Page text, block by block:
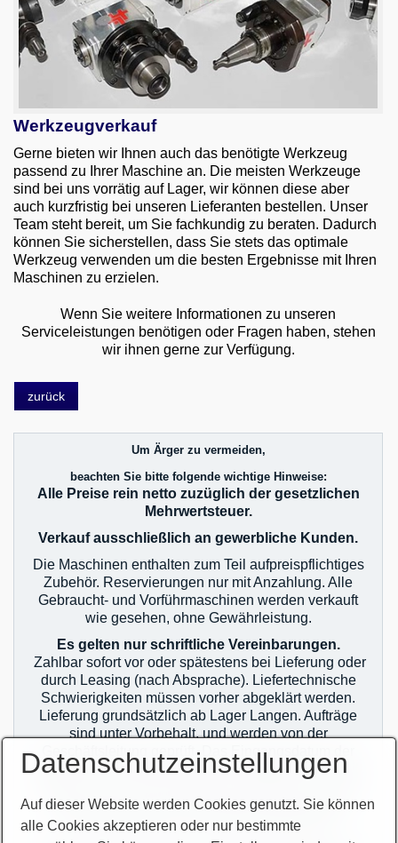
Werkzeugverkauf
Gerne bieten wir Ihnen auch das benötigte Werkzeug
passend zu Ihrer Maschine an. Die meisten Werkzeuge
sind bei uns vorrätig auf Lager, wir können diese aber
auch kurzfristig bei unseren Lieferanten bestellen. Unser
Team steht bereit, um Sie fachkundig zu beraten. Dadurch
können Sie sicherstellen, dass Sie stets das optimale
Werkzeug verwenden um die besten Ergebnisse mit Ihren
Maschinen zu erzielen.
Wenn Sie weitere Informationen zu unseren
Serviceleistungen benötigen oder Fragen haben, stehen
wir ihnen gerne zur Verfügung.
zurück
Um Ärger zu vermeiden,
beachten Sie bitte folgende wichtige Hinweise:
Alle Preise rein netto zuzüglich der gesetzlichen
Mehrwertsteuer.
Verkauf ausschließlich an gewerbliche Kunden.
Die Maschinen enthalten zum Teil aufpreispflichtiges
Zubehör. Reservierungen nur mit Anzahlung. Alle
Gebraucht- und Vorführmaschinen werden verkauft
wie gesehen, ohne Gewährleistung.
Es gelten nur schriftliche Vereinbarungen.
Zahlbar sofort vor oder spätestens bei Lieferung oder
durch Leasing (nach Absprache). Liefertechnische
Schwierigkeiten müssen vorher abgeklärt werden.
Lieferung grundsätzlich ab Lager Langen. Aufträge
sind unter Vorbehalt, und werden von der
Geschäftsleitung geprüft. Das Eingangsdatum der
Aufträge ist bei Mehrfachverkauf maßgebend. Es gilt
zahlungstechnischer Klärung! Im Übrigen gelten
unsere allgemeinen Geschäftsbedingungen.
Datenschutzeinstellungen
Auf dieser Website werden Cookies genutzt. Sie können
alle Cookies akzeptieren oder nur bestimmte